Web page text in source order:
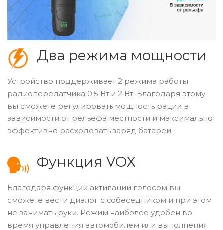
Два режима мощности
Устройство поддерживает 2 режима работы
радиопередатчика 0.5 Вт и 2 Вт. Благодаря этому
вы сможете регулировать мощность рации в
зависимости от рельефа местности и максимально
эффективно расходовать заряд батареи.
Функция VOX
Благодаря функции активации голосом вы
сможете вести диалог с собеседником и при этом
не занимать руки. Режим наиболее удобен во
время управления автомобилем или выполнения